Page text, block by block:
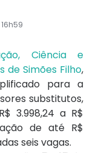
Ciência e
de Simões Filho,
para a
substitutos,
3.998,24 a R$
de até R$
seis vagas.